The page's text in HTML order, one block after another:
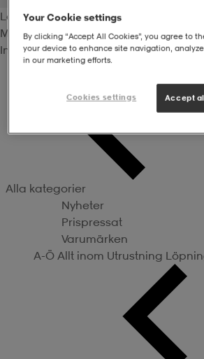
Logga in
Medlemsförmåner
Inte medlem? Bli det här!
Utrustning
Alla kategorier
Nyheter
Prispressat
Varumärken
A-Ö Allt inom Utrustning
Your Cookie settings
By clicking “Accept All Cookies”, you agree to
your device to enhance site navigation,
in our marketing efforts.
Cookies settings Accept